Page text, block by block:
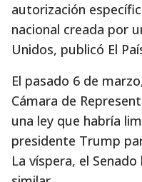
autorización
nacional creada por
Unidos, publicó El
El pasado 6 de
Cámara de
una ley que habría
presidente Trump
La víspera, el